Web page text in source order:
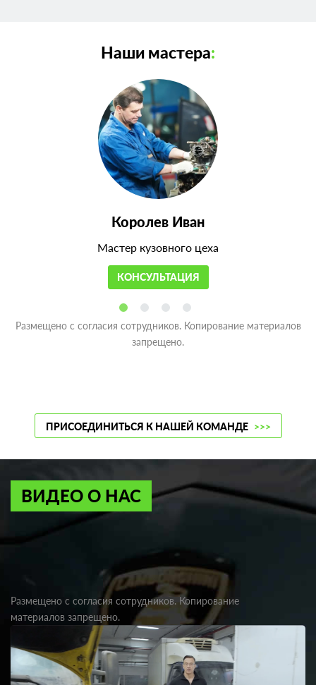
Наши мастера:
Королев Иван
Мастер кузовного цеха
КОНСУЛЬТАЦИЯ
Размещено с согласия сотрудников. Копирование материалов
запрещено.
ПРИСОЕДИНИТЬСЯ К НАШЕЙ КОМАНДЕ >>>
ВИДЕО О НАС
Размещено с согласия сотрудников. Копирование
материалов запрещено.